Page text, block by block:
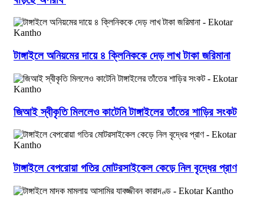
টাঙ্গাইলে অনিয়মের দায়ে ৪ ক্লিনিককে দেড় লাখ টাকা জরিমানা
জিআই স্বীকৃতি মিললেও কাটেনি টাঙ্গাইলের তাঁতের শাড়ির সংকট
টাঙ্গাইলে বেপরোয়া গতির মোটরসাইকেল কেড়ে নিল বৃদ্ধের প্রাণ